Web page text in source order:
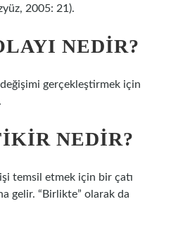
2005: 21).
NEDIR?
gerçekleştirmek için
NEDIR?
temsil etmek için bir çatı
gelir. “Birlikte” olarak da